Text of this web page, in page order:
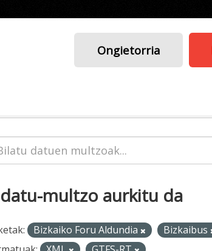
Ongietorria
multzo aurkitu da
Bizkaiko Foru Aldundia
Bizkaibus